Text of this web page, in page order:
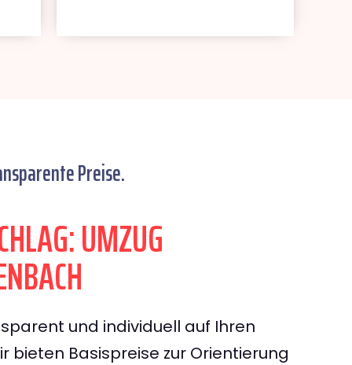
Preise.
UMZUG
und individuell auf Ihren
bieten Basispreise zur Orientierung